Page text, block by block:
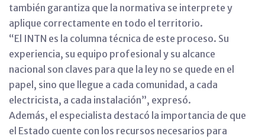
también garantiza que la normativa se interprete y
aplique correctamente en todo el territorio.
“El INTN es la columna técnica de este proceso. Su
experiencia, su equipo profesional y su alcance
nacional son claves para que la ley no se quede en el
papel, sino que llegue a cada comunidad, a cada
electricista, a cada instalación”, expresó.
Además, el especialista destacó la importancia de que
el Estado cuente con los recursos necesarios para